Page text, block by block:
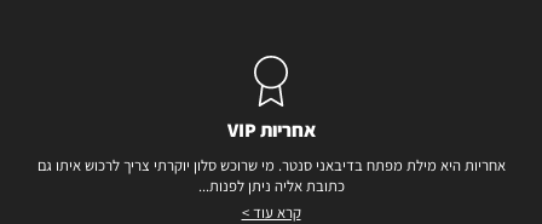
אחריות VIP
אחריות היא מילת מפתח בדיבאני סנטר. מי שרוכש סלון יוקרתי צריך לרכוש איתו גם
כתובת אליה ניתן לפנות...
קרא עוד >